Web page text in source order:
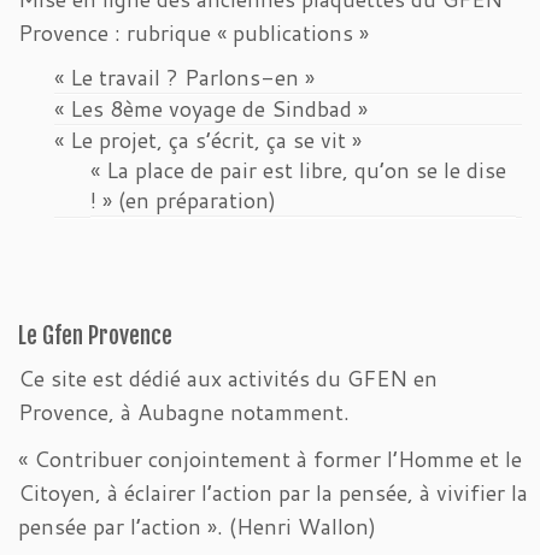
Provence : rubrique « publications »
« Le travail ? Parlons-en »
« Les 8ème voyage de Sindbad »
« Le projet, ça s’écrit, ça se vit »
« La place de pair est libre, qu’on se le dise
! » (en préparation)
Le Gfen Provence
Ce site est dédié aux activités du GFEN en
Provence, à Aubagne notamment.
« Contribuer conjointement à former l’Homme et le
Citoyen, à éclairer l’action par la pensée, à vivifier la
pensée par l’action ». (Henri Wallon)